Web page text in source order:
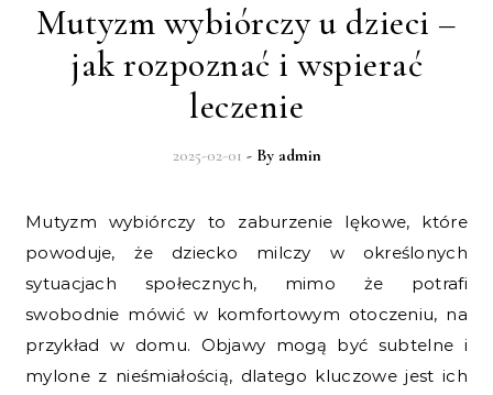
Mutyzm wybiórczy u dzieci –
jak rozpoznać i wspierać
leczenie
2025-02-01 - By admin
Mutyzm wybiórczy to zaburzenie lękowe, które
powoduje, że dziecko milczy w określonych
sytuacjach społecznych, mimo że potrafi
swobodnie mówić w komfortowym otoczeniu, na
przykład w domu. Objawy mogą być subtelne i
mylone z nieśmiałością, dlatego kluczowe jest ich